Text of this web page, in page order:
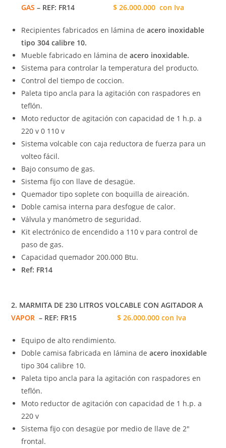
GAS – REF: FR14$ 26.000.000 con Iva
Recipientes fabricados en lámina de acero inoxidable
tipo 304 calibre 10.
Mueble fabricado en lámina deacero inoxidable.
Sistema para controlar la temperatura del producto.
Control del tiempo de coccion.
Paleta tipo ancla para la agitación con raspadores en
teflón.
Moto reductor de agitación con capacidad de 1 h.p. a
220 v 0 110 v
Sistema volcable con caja reductora de fuerza para un
volteo fácil.
Bajo consumo de gas.
Sistema fijo con llave de desagüe.
Quemador tipo soplete con boquilla de aireación.
Doble camisa interna para desfogue de calor.
Válvula y manómetro de seguridad.
Kit electrónico de encendido a 110 v para control de
paso de gas.
Capacidad quemador 200.000 Btu.
Ref: FR14
2. MARMITA DE 230 LITROS VOLCABLE CON AGITADOR A
VAPOR – REF: FR15$ 26.000.000 con Iva
Equipo de alto rendimiento.
Doble camisa fabricada en lámina deacero inoxidable
tipo 304 calibre 10.
Paleta tipo ancla para la agitación con raspadores en
teflón.
Moto reductor de agitación con capacidad de 1 h.p. a
220 v
Sistema fijo con desagüe por medio de llave de 2″
frontal.